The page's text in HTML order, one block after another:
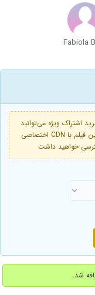
اشتراک ویژه می‌توانید
هر 2 ساعت یک‌بار درخواست همگام‌سازی لینک‌های این فیلم با CDN اختصاصی
خواهید داشت